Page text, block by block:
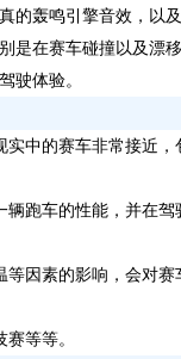
的轰鸣引擎音效，以
是在赛车碰撞以及漂
驶体验。
中的赛车非常接近，
跑车的性能，并在
因素的影响，会对
等等。